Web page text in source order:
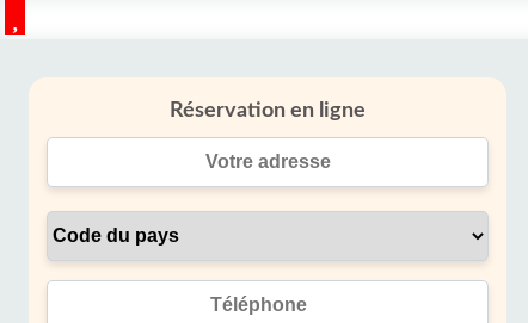
Réservation en ligne